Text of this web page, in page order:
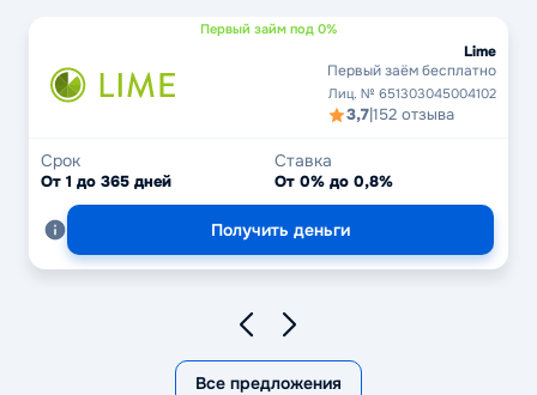
Первый займ под 0%
Lime
Первый заём бесплатно
Лиц. № 651303045004102
3,7|152 отзыва
Срок
От 1 до 365 дней
Ставка
От 0% до 0,8%
Получить деньги
Все предложения